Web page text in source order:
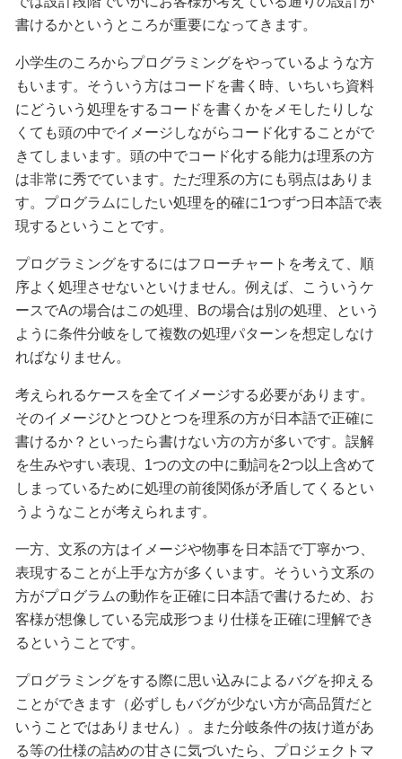
書けるかというところが重要になってきます。
小学生のころからプログラミングをやっているような方
もいます。そういう方はコードを書く時、いちいち資料
にどういう処理をするコードを書くかをメモしたりしな
くても頭の中でイメージしながらコード化することがで
きてしまいます。頭の中でコード化する能力は理系の方
は非常に秀でています。ただ理系の方にも弱点はありま
す。プログラムにしたい処理を的確に1つずつ日本語で表
現するということです。
プログラミングをするにはフローチャートを考えて、順
序よく処理させないといけません。例えば、こういうケ
ースでAの場合はこの処理、Bの場合は別の処理、という
ように条件分岐をして複数の処理パターンを想定しなけ
ればなりません。
考えられるケースを全てイメージする必要があります。
そのイメージひとつひとつを理系の方が日本語で正確に
書けるか？といったら書けない方の方が多いです。誤解
を生みやすい表現、1つの文の中に動詞を2つ以上含めて
しまっているために処理の前後関係が矛盾してくるとい
うようなことが考えられます。
一方、文系の方はイメージや物事を日本語で丁寧かつ、
表現することが上手な方が多くいます。そういう文系の
方がプログラムの動作を正確に日本語で書けるため、お
客様が想像している完成形つまり仕様を正確に理解でき
るということです。
プログラミングをする際に思い込みによるバグを抑える
ことができます（必ずしもバグが少ない方が高品質だと
いうことではありません）。また分岐条件の抜け道があ
る等の仕様の詰めの甘さに気づいたら、プロジェクトマ